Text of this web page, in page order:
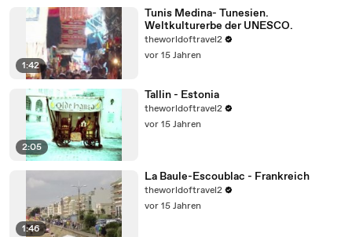
1:42
Tunis Medina- Tunesien.
Weltkulturerbe der UNESCO.
theworldoftravel2
vor 15 Jahren
2:05
Tallin - Estonia
theworldoftravel2
vor 15 Jahren
1:46
La Baule-Escoublac - Frankreich
theworldoftravel2
vor 15 Jahren